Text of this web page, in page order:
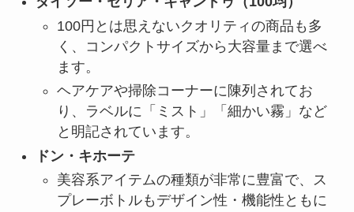
100円とは思えないクオリティの商品も多
く、コンパクトサイズから大容量まで選べ
ます。
ヘアケアや掃除コーナーに陳列されてお
り、ラベルに「ミスト」「細かい霧」など
と明記されています。
ドン・キホーテ
美容系アイテムの種類が非常に豊富で、ス
プレーボトルもデザイン性・機能性ともに